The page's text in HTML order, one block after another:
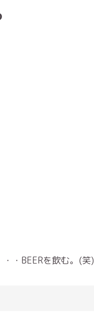
・BEERを飲む。(笑)